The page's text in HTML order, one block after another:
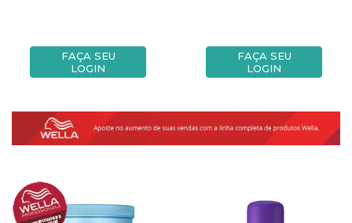
FAÇA SEU
LOGIN
FAÇA SEU
LOGIN